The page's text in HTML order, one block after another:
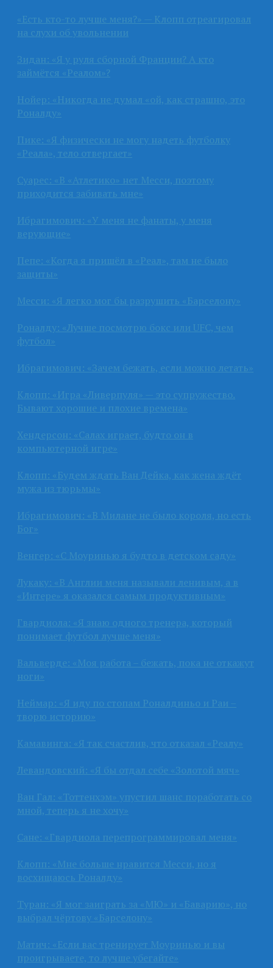
«Есть кто-то лучше меня?» — Клопп отреагировал
на слухи об увольнении
Зидан: «Я у руля сборной Франции? А кто
займётся «Реалом»?
Нойер: «Никогда не думал «ой, как страшно, это
Роналду»
Пике: «Я физически не могу надеть футболку
«Реала», тело отвергает»
Суарес: «В «Атлетико» нет Месси, поэтому
приходится забивать мне»
Ибрагимович: «У меня не фанаты, у меня
верующие»
Пепе: «Когда я пришёл в «Реал», там не было
защиты»
Месси: «Я легко мог бы разрушить «Барселону»
Роналду: «Лучше посмотрю бокс или UFC, чем
футбол»
Ибрагимович: «Зачем бежать, если можно летать»
Клопп: «Игра «Ливерпуля» — это супружество.
Бывают хорошие и плохие времена»
Хендерсон: «Салах играет, будто он в
компьютерной игре»
Клопп: «Будем ждать Ван Дейка, как жена ждёт
мужа из тюрьмы»
Ибрагимович: «В Милане не было короля, но есть
Бог»
Венгер: «С Моуринью я будто в детском саду»
Лукаку: «В Англии меня называли ленивым, а в
«Интере» я оказался самым продуктивным»
Гвардиола: «Я знаю одного тренера, который
понимает футбол лучше меня»
Вальверде: «Моя работа – бежать, пока не откажут
ноги»
Неймар: «Я иду по стопам Роналдиньо и Раи –
творю историю»
Камавинга: «Я так счастлив, что отказал «Реалу»
Левандовский: «Я бы отдал себе «Золотой мяч»
Ван Гал: «Тоттенхэм» упустил шанс поработать со
мной, теперь я не хочу»
Сане: «Гвардиола перепрограммировал меня»
Клопп: «Мне больше нравится Месси, но я
восхищаюсь Роналду»
Туран: «Я мог заиграть за «МЮ» и «Баварию», но
выбрал чёртову «Барселону»
Матич: «Если вас тренирует Моуринью и вы
проигрываете, то лучше убегайте»